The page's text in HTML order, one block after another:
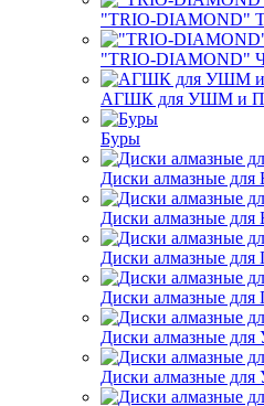
"TRIO-DIAMOND"
"TRIO-DIAMOND"
АГШК для УШМ и
Буры
Диски алмазные для
Диски алмазные для
Диски алмазные для
Диски алмазные для
Диски алмазные
Диски алмазные